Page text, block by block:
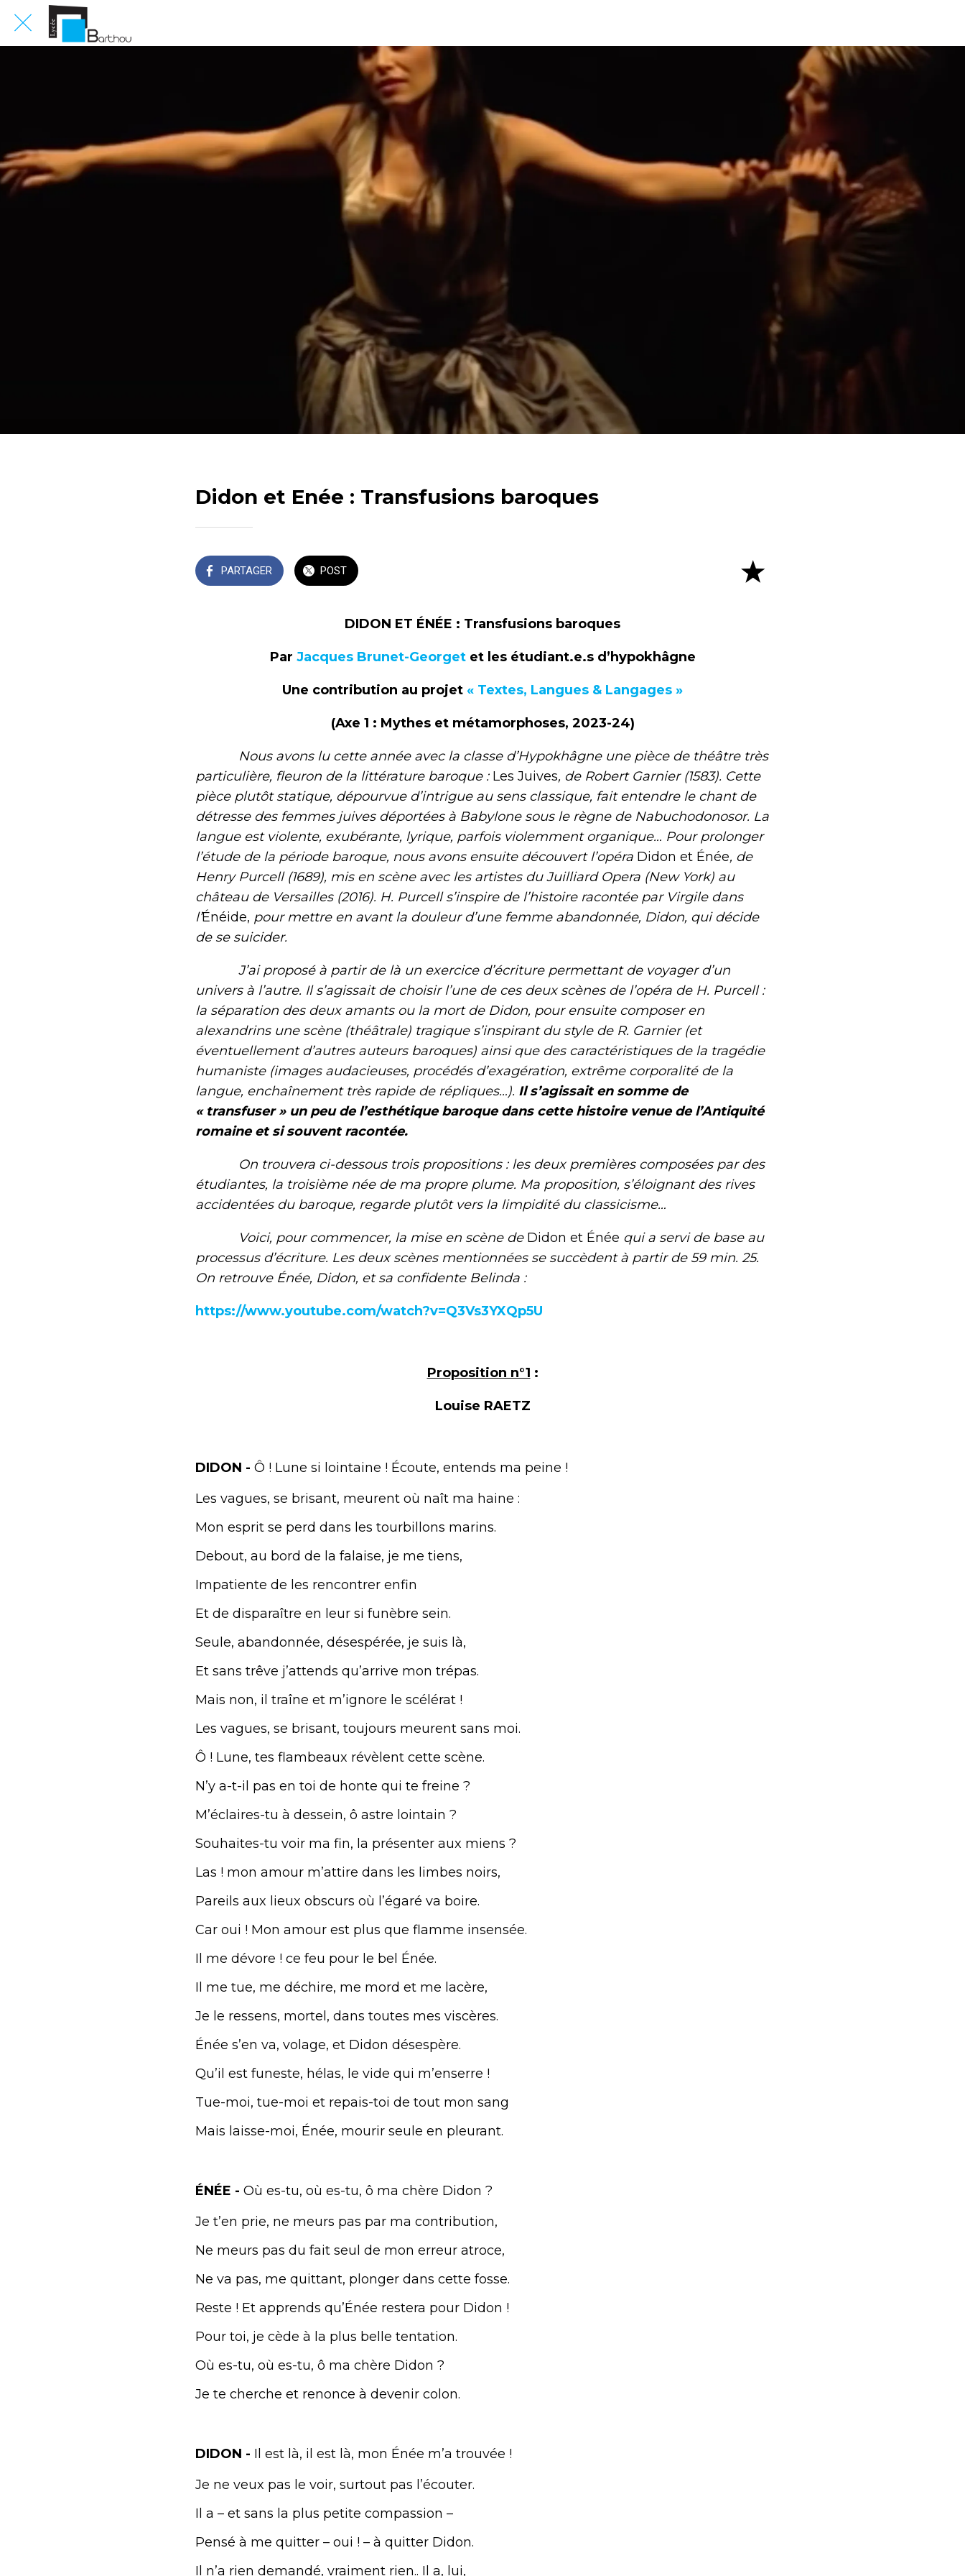
Didon et Enée : Transfusions baroques
PARTAGER POST
DIDON ET ÉNÉE : Transfusions baroques
Par Jacques Brunet-Georgetet les étudiant.e.s d’hypokhâgne
Une contribution au projet « Textes, Langues & Langages »
(Axe 1 : Mythes et métamorphoses, 2023-24)
Nous avons lu cette année avec la classe d’Hypokhâgne une pièce de théâtre très
particulière, fleuron de la littérature baroque :Les Juives, de Robert Garnier (1583). Cette
pièce plutôt statique, dépourvue d’intrigue au sens classique, fait entendre le chant de
détresse des femmes juives déportées à Babylone sous le règne de Nabuchodonosor. La
langue est violente, exubérante, lyrique, parfois violemment organique… Pour prolonger
l’étude de la période baroque, nous avons ensuite découvert l’opéra Didon et Énée, de
Henry Purcell (1689), mis en scène avec les artistes du Juilliard Opera (New York) au
château de Versailles (2016). H. Purcell s’inspire de l’histoire racontée par Virgile dans
l’Énéide, pour mettre en avant la douleur d’une femme abandonnée, Didon, qui décide
de se suicider.
J’ai proposé à partir de là un exercice d’écriture permettant de voyager d’un
univers à l’autre. Il s’agissait de choisirl’une de ces deux scènes de l’opéra de H. Purcell :
la séparation des deux amants ou la mort de Didon, pour ensuite composer en
alexandrins une scène (théâtrale) tragique s’inspirant du style de R. Garnier (et
éventuellement d’autres auteurs baroques) ainsi que des caractéristiques de la tragédie
humaniste (images audacieuses, procédés d’exagération, extrême corporalité de la
langue, enchaînement très rapide de répliques…). Il s’agissait en somme de
« transfuser » un peu de l’esthétique baroque dans cette histoire venue de l’Antiquité
romaine et si souvent racontée.
On trouvera ci-dessous trois propositions : les deux premières composées par des
étudiantes, la troisième née de ma propre plume. Ma proposition, s’éloignant des rives
accidentées du baroque, regarde plutôt vers la limpidité du classicisme…
Voici, pour commencer, la mise en scène de Didon et Énée qui a servi de base au
processus d’écriture. Les deux scènes mentionnées se succèdent à partir de 59 min. 25.
On retrouve Énée, Didon, et sa confidente Belinda :
https://www.youtube.com/watch?v=Q3Vs3YXQp5U
Proposition n°1 :
Louise RAETZ
DIDON - Ô ! Lune si lointaine ! Écoute, entends ma peine !
Les vagues, se brisant, meurent où naît ma haine :
Mon esprit se perd dans les tourbillons marins.
Debout, au bord de la falaise, je me tiens,
Impatiente de les rencontrer enfin
Et de disparaître en leur si funèbre sein.
Seule, abandonnée, désespérée, je suis là,
Et sans trêve j’attends qu’arrive mon trépas.
Mais non, il traîne et m’ignore le scélérat !
Les vagues, se brisant, toujours meurent sans moi.
Ô ! Lune, tes flambeaux révèlent cette scène.
N’y a-t-il pas en toi de honte qui te freine ?
M’éclaires-tu à dessein, ô astre lointain ?
Souhaites-tu voir ma fin, la présenter aux miens ?
Las ! mon amour m’attire dans les limbes noirs,
Pareils aux lieux obscurs où l’égaré va boire.
Car oui ! Mon amour est plus que flamme insensée.
Il me dévore ! ce feu pour le bel Énée.
Il me tue, me déchire, me mord et me lacère,
Je le ressens, mortel, dans toutes mes viscères.
Énée s’en va, volage, et Didon désespère.
Qu’il est funeste, hélas, le vide qui m’enserre !
Tue-moi, tue-moi et repais-toi de tout mon sang
Mais laisse-moi, Énée, mourir seule en pleurant.
ÉNÉE - Où es-tu, où es-tu, ô ma chère Didon ?
Je t’en prie, ne meurs pas par ma contribution,
Ne meurs pas du fait seul de mon erreur atroce,
Ne va pas, me quittant, plonger dans cette fosse.
Reste ! Et apprends qu’Énée restera pour Didon !
Pour toi, je cède à la plus belle tentation.
Où es-tu, où es-tu, ô ma chère Didon ?
Je te cherche et renonce à devenir colon.
DIDON - Il est là, il est là, mon Énée m’a trouvée !
Je ne veux pas le voir, surtout pas l’écouter.
Il a – et sans la plus petite compassion –
Pensé à me quitter – oui ! – à quitter Didon.
Il n’a rien demandé, vraiment rien.. Il a, lui,